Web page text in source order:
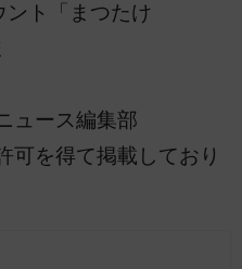
ト「まつたけ
ュース編集部
を得て掲載しており